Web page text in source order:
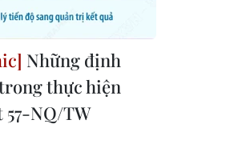
Những định
thực hiện
NQ/TW